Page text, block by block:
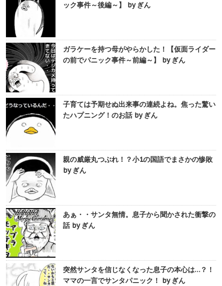
ック事件～後編～】 by ぎん
ガラケーを持つ母がやらかした！【仮面ライダー
の前でパニック事件～前編～】 by ぎん
子育ては予期せぬ出来事の連続よね。焦った驚い
たハプニング！のお話 by ぎん
親の威厳丸つぶれ！？小1の国語でまさかの惨敗
by ぎん
あぁ・・サンタ無情。息子から聞かされた衝撃の
話 by ぎん
突然サンタを信じなくなった息子の本心は…？！
ママの一言でサンタパニック！ by ぎん